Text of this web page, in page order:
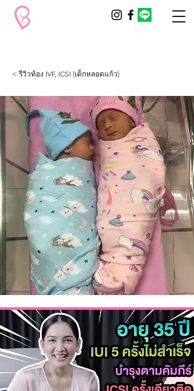
< รีวิวท้อง IVF, ICSI (เด็กหลอดแก้ว)